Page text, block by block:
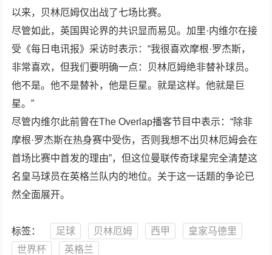
以来，贝林厄姆仅出战了七场比赛。
尽管如此，英国舆论界的共识显而易见。加里·内维尔在接
受《每日电讯报》采访时表示：“我很喜欢摩根·罗杰斯，
非常喜欢，但我们要明确一点：贝林厄姆绝非替补球员。
他不是。他不是替补，他是巨星。就是这样。他就是巨
星。”
尽管内维尔此前曾在The Overlap播客节目中表示：“除非
摩根·罗杰斯在热身赛中受伤，否则我想不出贝林厄姆会在
首场比赛中首发的理由”，但这位曼联传奇球星完全清楚这
名皇马球员在英格兰队内的地位。关于这一话题的争论已
然全面展开。
标签： 足球 贝林厄姆 西甲
皇家马德里
世界杯
英格兰